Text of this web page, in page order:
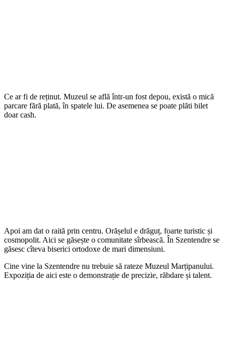
Ce ar fi de reținut. Muzeul se află într-un fost depou, există o mică
parcare fără plată, în spatele lui. De asemenea se poate plăti bilet
doar cash.
Apoi am dat o raită prin centru. Orășelul e drăguț, foarte turistic și
cosmopolit. Aici se găsește o comunitate sîrbească. În Szentendre se
găsesc cîteva biserici ortodoxe de mari dimensiuni.
Cine vine la Szentendre nu trebuie să rateze Muzeul Marțipanului.
Expoziția de aici este o demonstrație de precizie, răbdare și talent.